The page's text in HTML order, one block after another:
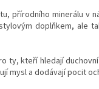
, přírodního minerálu v
doplňkem, ale
ty, kteří hledají
mysl a dodávají pocit